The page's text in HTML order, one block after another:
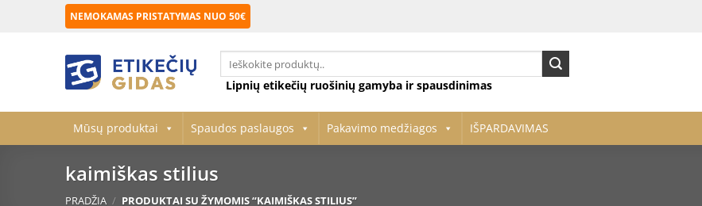
NEMOKAMAS PRISTATYMAS NUO 50€
Ieškoti:
Lipnių etikečių ruošinių gamyba ir spausdinimas
Mūsų produktai Spaudos paslaugos Pakavimo medžiagos IŠPARDAVIMAS
kaimiškas stilius
PRADŽIA / PRODUKTAI SU ŽYMOMIS “KAIMIŠKAS STILIUS”